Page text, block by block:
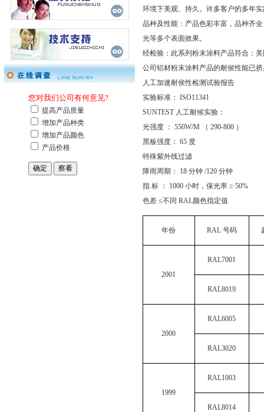
环境下美观、持久。许多客户的多年
品种及性能：产品色彩丰富，品种齐
光等多个表面效果。
经检验：此系列粉末涂料产品符合：
公司铝材粉末涂料产品的耐侯性能已
人工加速耐侯性检测试验报告
实验标准： ISO11341
SUNTEST 人工耐候实验：
光强度 ： 550W/M （ 290-800 ）
黑板强度： 65 度
特殊紫外线过滤
降雨周期： 18 分钟 /120 分钟
指 标 ： 1000 小时，保光率 ≥ 50%
色差 ≤不同 RAL颜色指定值
年份 RAL 号码
2001
RAL7001
RAL8019
2000
RAL6005
RAL3020
1999
RAL1003
RAL8014